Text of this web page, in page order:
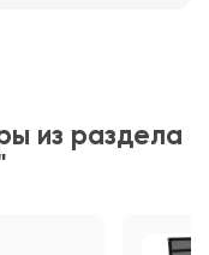
из раздела